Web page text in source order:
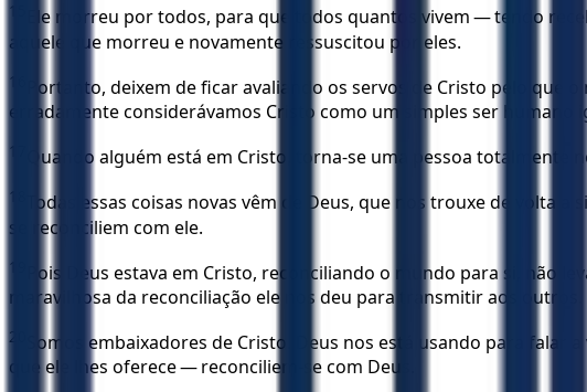
15
Ele morreu por todos, para que todos quantos vivem — tendo
aquele que morreu e novamente ressuscitou por eles.
16
Portanto, deixem de ficar avaliando os servos de Cristo pelo
erradamente considerávamos Cristo como um simples ser humano
17 Quando alguém está em Cristo, torna-se uma pessoa totalmente
18
Todas essas coisas novas vêm de Deus, que nos trouxe de volta
se reconciliem com ele.
19
Pois Deus estava em Cristo, reconciliando o mundo para si, não
maravilhosa da reconciliação ele nos deu para transmitir aos outros.
20
Somos embaixadores de Cristo. Deus nos está usando para
que ele lhes oferece — reconciliem-se com Deus.